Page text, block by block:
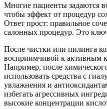
Многие пациенты задаются
чтобы эффект от процедур
Ответ прост: правильное
салонных процедур. Это
После чистки или пилинга
восприимчивой к активным
Например, после
использовать средства с
увлажнения и
избегать агрессивных
высокие концентрации